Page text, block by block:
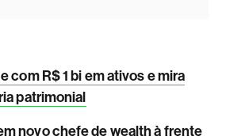
com R$ 1 bi em ativos e mira
patrimonial
novo chefe de wealth à frente